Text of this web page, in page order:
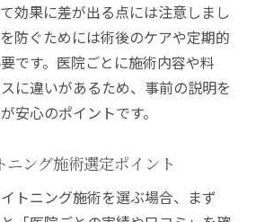
効果に差が出る点には注意しまし
防ぐためには術後のケアや定期的
です。医院ごとに施術内容や料
に違いがあるため、事前の説明を
安心のポイントです。
ニング施術選定ポイント
トニング施術を選ぶ場合、まず